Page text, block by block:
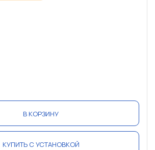
В КОРЗИНУ
КУПИТЬ С УСТАНОВКОЙ